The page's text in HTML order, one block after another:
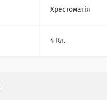
Хрестоматія
4 Кл.